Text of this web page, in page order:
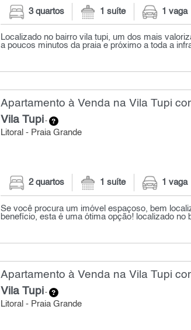
3 quartos 1 suíte 1 vaga
Localizado no bairro vila tupi, um dos mais
a poucos minutos da praia e próximo a toda a
Apartamento à Venda na Vila Tupi
Vila Tupi-
Litoral - Praia Grande
2 quartos 1 suíte 1 vaga
Se você procura um imóvel espaçoso, bem
benefício, esta é uma ótima opção! localizado no
Apartamento à Venda na Vila Tupi
Vila Tupi-
Litoral - Praia Grande